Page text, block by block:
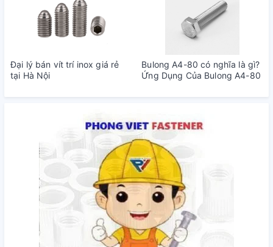
Đại lý bán vít trí inox giá rẻ
tại Hà Nội
Bulong A4-80 có nghĩa là gì?
Ứng Dụng Của Bulong A4-80